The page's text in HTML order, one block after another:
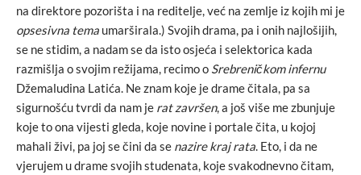
na direktore pozorišta i na reditelje, već na zemlje iz kojih mi je
opsesivna tema umarširala.) Svojih drama, pa i onih najlošijih,
se ne stidim, a nadam se da isto osjeća i selektorica kada
razmišlja o svojim režijama, recimo o Srebreničkom infernu
Džemaludina Latića. Ne znam koje je drame čitala, pa sa
sigurnošću tvrdi da nam je rat završen, a još više me zbunjuje
koje to ona vijesti gleda, koje novine i portale čita, u kojoj
mahali živi, pa joj se čini da se nazire kraj rata. Eto, i da ne
vjerujem u drame svojih studenata, koje svakodnevno čitam,